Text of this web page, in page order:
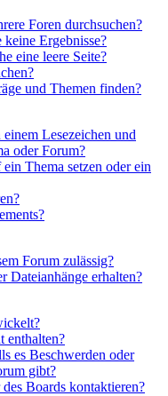
Foren durchsuchen?
keine Ergebnisse?
eine leere Seite?
und Themen finden?
Lesezeichen und
oder Forum?
Thema setzen oder ein
Forum zulässig?
Dateianhänge erhalten?
enthalten?
es Beschwerden oder
gibt?
Boards kontaktieren?